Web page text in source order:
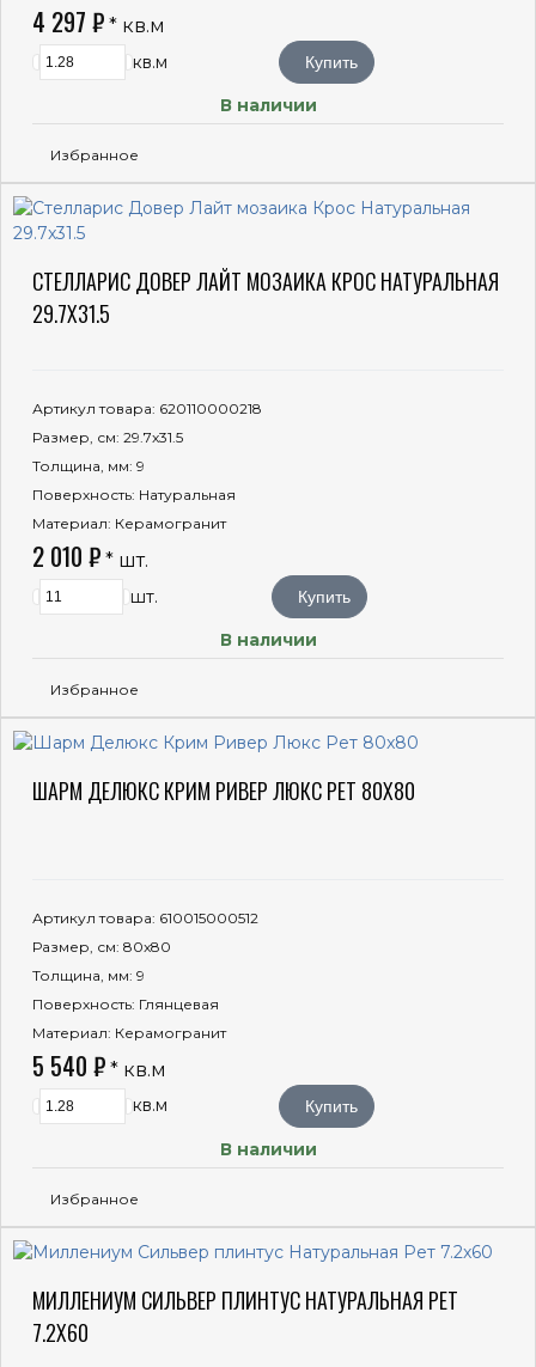
4 297 ₽ * кв.м
кв.м Купить
В наличии
Избранное
СТЕЛЛАРИС ДОВЕР ЛАЙТ МОЗАИКА КРОС НАТУРАЛЬНАЯ
29.7X31.5
Артикул товара: 620110000218
Размер, см: 29.7x31.5
Толщина, мм: 9
Поверхность: Натуральная
Материал: Керамогранит
2 010 ₽ * шт.
шт. Купить
В наличии
Избранное
ШАРМ ДЕЛЮКС КРИМ РИВЕР ЛЮКС РЕТ 80X80
Артикул товара: 610015000512
Размер, см: 80x80
Толщина, мм: 9
Поверхность: Глянцевая
Материал: Керамогранит
5 540 ₽ * кв.м
кв.м Купить
В наличии
Избранное
МИЛЛЕНИУМ СИЛЬВЕР ПЛИНТУС НАТУРАЛЬНАЯ РЕТ
7.2X60